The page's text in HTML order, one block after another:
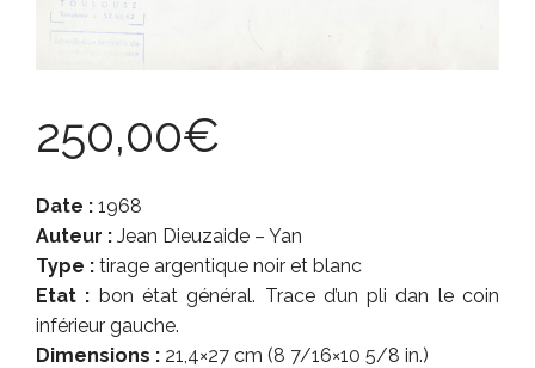
250,00€
Date : 1968
Auteur : Jean Dieuzaide – Yan
Type : tirage argentique noir et blanc
Etat : bon état général. Trace d’un pli dan le coin
inférieur gauche.
Dimensions : 21,4×27 cm (8 7/16×10 5/8 in.)